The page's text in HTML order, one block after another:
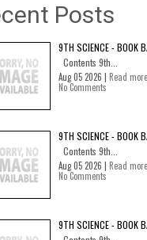
Posts
9TH SCIENCE - BOOK
Contents 9th...
Aug 05 2026 | Read more
No Comments
9TH SCIENCE - BOOK
Contents 9th...
Aug 05 2026 | Read more
No Comments
9TH SCIENCE - BOOK